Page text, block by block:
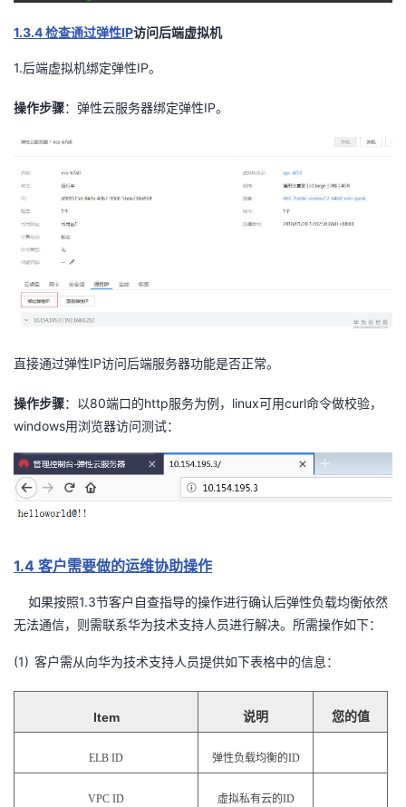
1.3.4 检查通过弹性IP访问后端虚拟机
1.后端虚拟机绑定弹性IP。
操作步骤：弹性云服务器绑定弹性IP。
直接通过弹性IP访问后端服务器功能是否正常。
操作步骤：以80端口的http服务为例， linux 可用curl命令做校验，
windows用浏览器访问测试：
1.4 客户需要做的运维协助操作
如果按照1.3节客户自查指导的操作进行确认后弹性负载均衡依然
无法通信，则需联系华为技术支持人员进行解决。所需操作如下：
(1) 客户需从向华为技术支持人员提供如下表格中的信息：
Item 说明 您的值
ELB ID 弹性负载均衡的ID
VPC ID 虚拟私有云的ID